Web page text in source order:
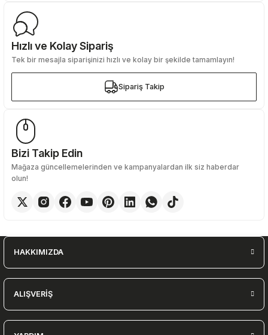
Hızlı ve Kolay Sipariş
Tek bir mesajla siparişinizi hızlı ve kolay bir şekilde tamamlayın!
Sipariş Takip
Sipariş Takip
Bizi Takip Edin
Mağaza güncellemelerinden ve kampanyalardan ilk siz haberdar
olun!
HAKKIMIZDA
ALIŞVERİŞ